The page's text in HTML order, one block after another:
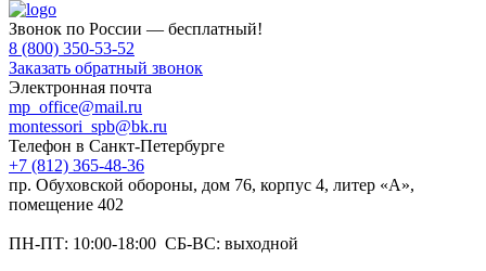
Звонок по России — бесплатный!
8 (800) 350-53-52
Заказать обратный звонок
Электронная почта
mp_office@mail.ru
montessori_spb@bk.ru
Телефон в Санкт-Петербурге
+7 (812) 365-48-36
пр. Обуховской обороны, дом 76, корпус 4, литер «А»,
помещение 402
ПН-ПТ: 10:00-18:00 СБ-ВС: выходной